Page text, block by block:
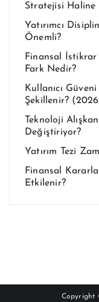
Stratejisi Haline
Yatırımcı
Önemli?
Finansal İstikrar
Fark Nedir?
Kullanıcı
Şekillenir?
Teknoloji
Değiştiriyor?
Yatırım Tezi
Finansal
Etkilenir?
Copyright